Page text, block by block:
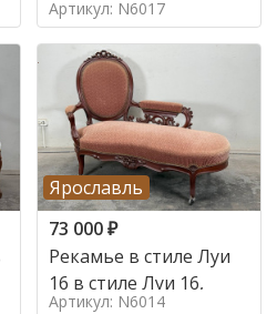
в стиле
Артикул: N6017
Ярославль
73 000₽
Рекамье в стиле Луи
16 в стиле Луи 16,
Артикул: N6014